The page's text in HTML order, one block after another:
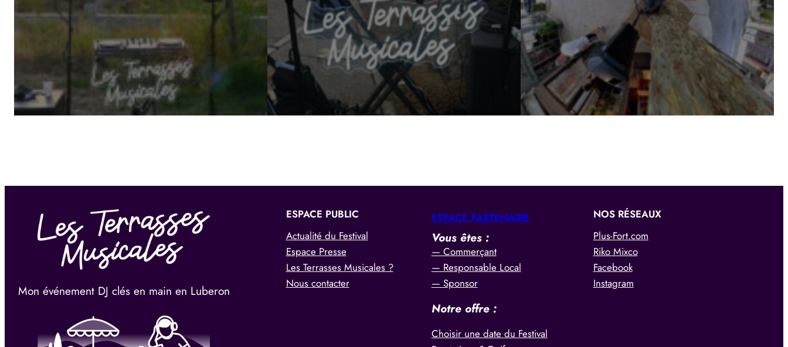
Mon événement DJ clés en main en Luberon
ESPACE PUBLIC
Actualité du Festival
Espace Presse
Les Terrasses Musicales ?
Nous contacter
ESPACE PARTENAIRE
Vous êtes :
— Commerçant
— Responsable Local
— Sponsor
Notre offre :
Choisir une date du Festival
NOS RÉSEAUX
Plus-Fort.com
Riko Mixco
Facebook
Instagram